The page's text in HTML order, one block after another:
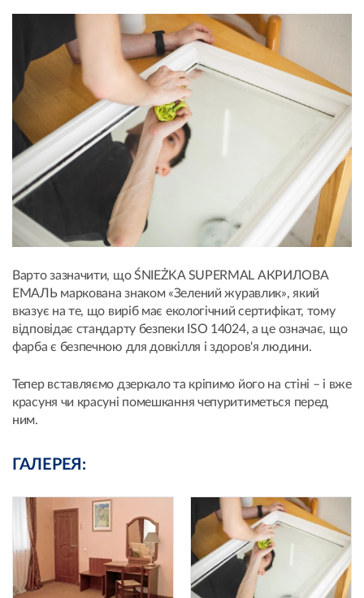
Варто зазначити, що ŚNIEŻKA SUPERMAL АКРИЛОВА
ЕМАЛЬ маркована знаком «Зелений журавлик», який
вказує на те, що виріб має екологічний сертифікат, тому
відповідає стандарту безпеки ISO 14024, а це означає, що
фарба є безпечною для довкілля і здоров'я людини.
Тепер вставляємо дзеркало та кріпимо його на стіні – і вже
красуня чи красуні помешкання чепуритиметься перед
ним.
ГАЛЕРЕЯ: